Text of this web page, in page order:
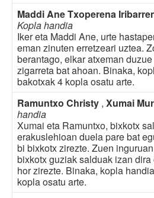
Maddi Ane Txoperena
Kopla handia
Iker eta Maddi Ane, urte
eman zinuten erretzeari uztea.
berantago, elkar atxeman
zigarreta bat ahoan. Binaka,
bakotxak 4 kopla osatu arte.
Ramuntxo Christy , Xumai
handia
Xumai eta Ramuntxo, bixkotx
erakuslehioan duela pare bat
bi bixkotx zirezte. Zuen
bixkotx guziak salduak izan dira
hor zirezte. Binaka, kopla
kopla osatu arte.